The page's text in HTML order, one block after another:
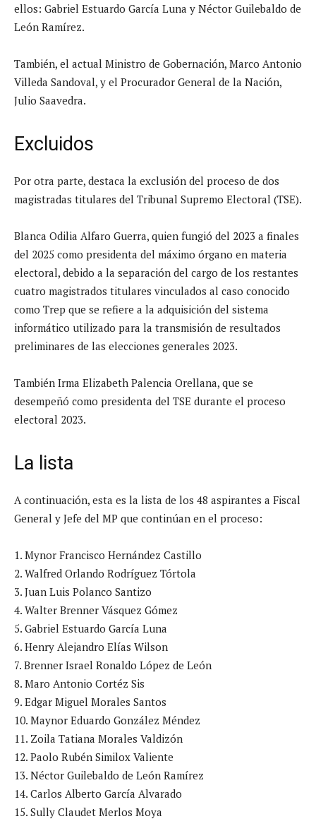
ellos: Gabriel Estuardo García Luna y Néctor Guilebaldo de
León Ramírez.
También, el actual Ministro de Gobernación, Marco Antonio
Villeda Sandoval, y el Procurador General de la Nación,
Julio Saavedra.
Excluidos
Por otra parte, destaca la exclusión del proceso de dos
magistradas titulares del Tribunal Supremo Electoral (TSE).
Blanca Odilia Alfaro Guerra, quien fungió del 2023 a finales
del 2025 como presidenta del máximo órgano en materia
electoral, debido a la separación del cargo de los restantes
cuatro magistrados titulares vinculados al caso conocido
como Trep que se refiere a la adquisición del sistema
informático utilizado para la transmisión de resultados
preliminares de las elecciones generales 2023.
También Irma Elizabeth Palencia Orellana, que se
desempeñó como presidenta del TSE durante el proceso
electoral 2023.
La lista
A continuación, esta es la lista de los 48 aspirantes a Fiscal
General y Jefe del MP que continúan en el proceso:
1. Mynor Francisco Hernández Castillo
2. Walfred Orlando Rodríguez Tórtola
3. Juan Luis Polanco Santizo
4. Walter Brenner Vásquez Gómez
5. Gabriel Estuardo García Luna
6. Henry Alejandro Elías Wilson
7. Brenner Israel Ronaldo López de León
8. Maro Antonio Cortéz Sis
9. Edgar Miguel Morales Santos
10. Maynor Eduardo González Méndez
11. Zoila Tatiana Morales Valdizón
12. Paolo Rubén Similox Valiente
13. Néctor Guilebaldo de León Ramírez
14. Carlos Alberto García Alvarado
15. Sully Claudet Merlos Moya